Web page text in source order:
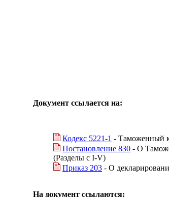
Документ ссылается на:
Кодекс 5221-1 - Таможенный
Постановление 830 - О
(Разделы с I-V)
Приказ 203 - О
На документ ссылаются: